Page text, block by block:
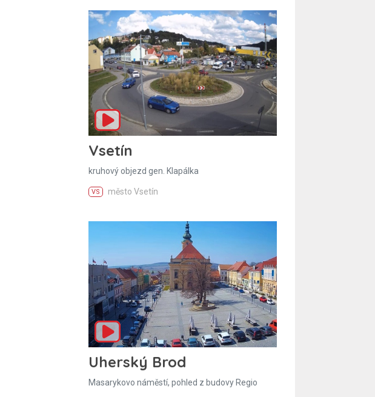
Vsetín
kruhový objezd gen. Klapálka
VS město Vsetín
Uherský Brod
Masarykovo náměstí, pohled z budovy Regio